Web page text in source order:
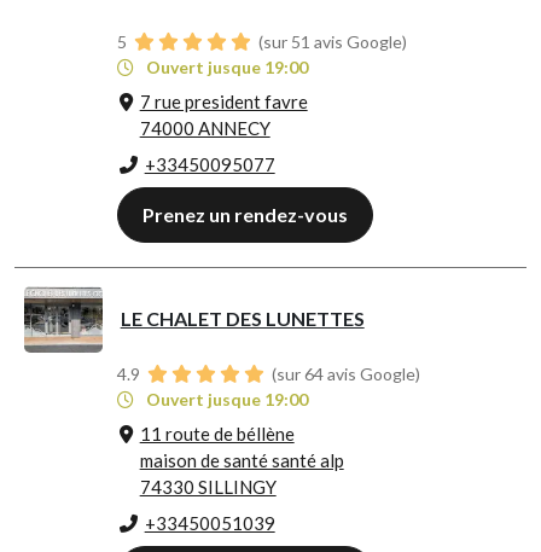
5
(sur 51 avis Google)
Ouvert jusque 19:00
7 rue president favre
74000 ANNECY
+33450095077
Prenez un rendez-vous
LE CHALET DES LUNETTES
4.9
(sur 64 avis Google)
Ouvert jusque 19:00
11 route de béllène
maison de santé santé alp
74330 SILLINGY
+33450051039